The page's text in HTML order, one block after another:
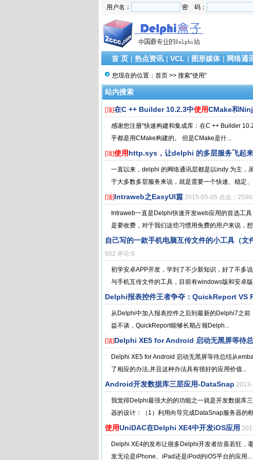
用户名： 密 码：
首 页 | 热点资讯 | VCL | 图形媒体 | 网络通
您现在的位置： 首页 >> 搜索"使用"
站内搜索
[顶]在C ++ Builder 10.2.3中使用CMake和
感谢您注册“快速构建和集成库：在C ++ Builder
乎都是用CMake构建的。 但是CMake是什...
[顶]使用http.sys，让delphi 的多层服务飞起来
一直以来，delphi 的网络通讯层都是以indy 为主，
于大多数多层服务来说，就是需要一个快速、稳定
[顶]Intraweb之EasyUI篇 2015-05-05 点击：
Intraweb一直是Delphi快速开发web应用的首选工
是要收费，对于我们这些习惯用免费的用户来说，
自己写的一款手机电脑互传文件的小工具（
602 评论:6
初学安卓APP开发，学到了不少新知识，好了不多
与手机互传文件的工具，目前有windows版和安卓
Delphi报表控件王者争夺：QuickReport VS
从Delphi中加入报表控件之后到最新的Delphi7之
益不谈，QuickReport能够长期占领Delph...
[顶]Delphi XE5 for Android 启动无黑屏等待
Delphi XE5 for Android 启动无黑屏等待总结从
了相应的办法,并且这种办法具有很好的应用价值...
Android开发数据库三层应用-DataSnap
我觉得Delphi最强大的的功能之一就是开发数据库
器的设计：（1）利用向导完成DataSnap服务器的
使用UniDAC在Delphi XE4中开发iOS应用
Delphi XE4的发布让很多Delphi开发者欣喜若狂，
发无论是iPhone、iPad还是iPod的iOS平台的应用...